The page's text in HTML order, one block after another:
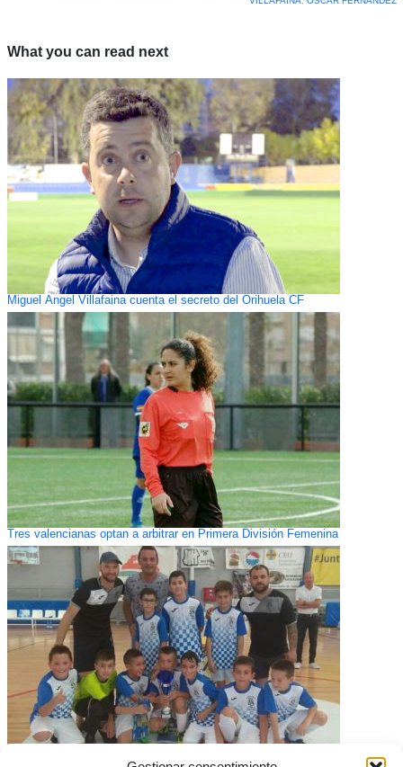
What you can read next
Miguel Ángel Villafaina cuenta el secreto del Orihuela CF
Tres valencianas optan a arbitrar en Primera División Femenina